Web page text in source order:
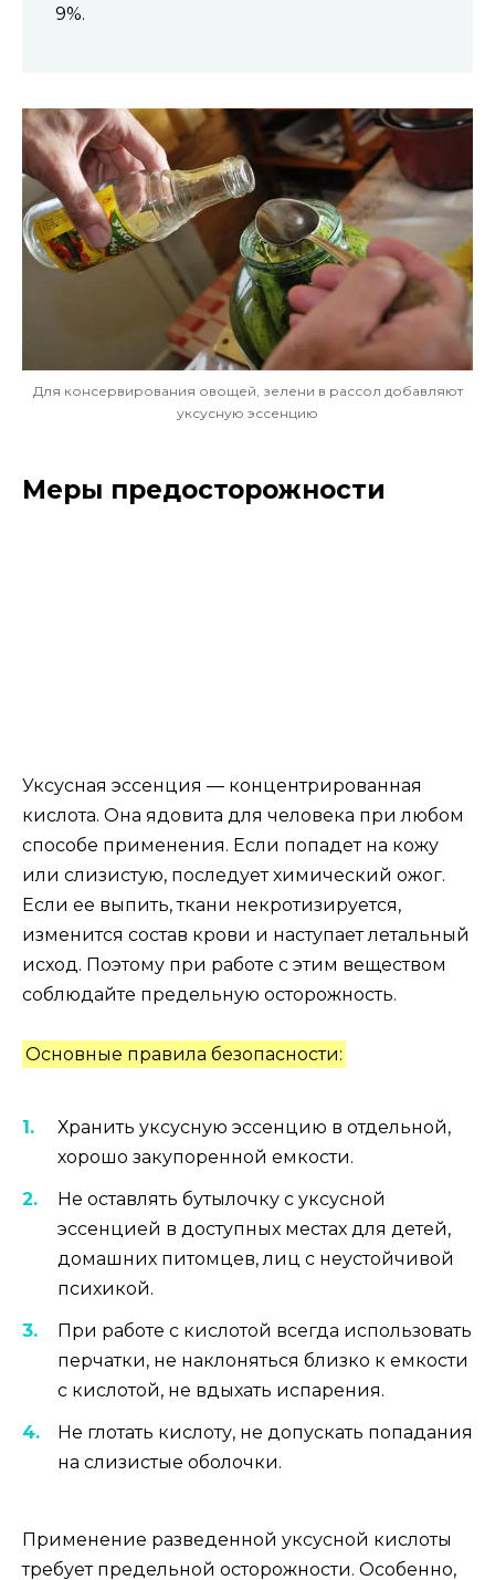
9%.
Для консервирования овощей, зелени в рассол добавляют
уксусную эссенцию
Меры предосторожности
Уксусная эссенция — концентрированная
кислота. Она ядовита для человека при любом
способе применения. Если попадет на кожу
или слизистую, последует химический ожог.
Если ее выпить, ткани некротизируется,
изменится состав крови и наступает летальный
исход. Поэтому при работе с этим веществом
соблюдайте предельную осторожность.
Основные правила безопасности:
Хранить уксусную эссенцию в отдельной,
хорошо закупоренной емкости.
Не оставлять бутылочку с уксусной
эссенцией в доступных местах для детей,
домашних питомцев, лиц с неустойчивой
психикой.
При работе с кислотой всегда использовать
перчатки, не наклоняться близко к емкости
с кислотой, не вдыхать испарения.
Не глотать кислоту, не допускать попадания
на слизистые оболочки.
Применение разведенной уксусной кислоты
требует предельной осторожности. Особенно,